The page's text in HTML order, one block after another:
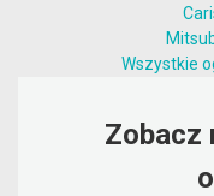
Wszystkie
Zobacz